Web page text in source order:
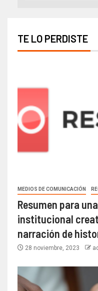
TE LO PERDISTE
MEDIOS DE COMUNICACIÓN
Resumen para
institucional
narración de
28 noviembre, 2023